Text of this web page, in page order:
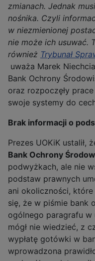
zmianach. Jednak
nośnika. Czyli
w niezmienionej
nie może ich usuwać.
również Trybunał
uważa Marek
Bank Ochrony
oraz rozpoczęły
swoje systemy do
Brak informacji o
Prezes UOKiK ustalił,
Bank Ochrony
podwyżkach, ale nie
podstaw prawnych
ani okoliczności, które
się, że w piśmie bank
ogólnego paragrafu w
mógł nie wiedzieć, z
wypłatę gotówki w
wprowadzona